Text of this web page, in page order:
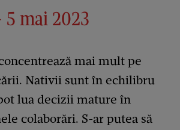
5 mai 2023
mai mult pe
Nativii sunt în echilibru
lua decizii mature în
colaborări. S-ar putea să